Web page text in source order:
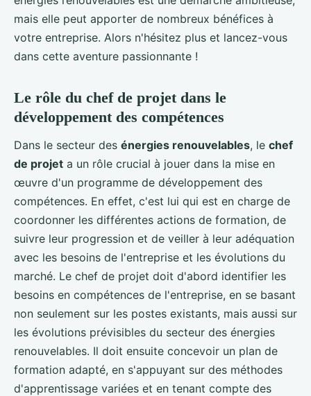
mais elle peut apporter de nombreux bénéfices à
votre entreprise. Alors n'hésitez plus et lancez-vous
dans cette aventure passionnante !
Le rôle du chef de projet dans le
développement des compétences
Dans le secteur des énergies renouvelables, le chef
de projet a un rôle crucial à jouer dans la mise en
œuvre d'un programme de développement des
compétences. En effet, c'est lui qui est en charge de
coordonner les différentes actions de formation, de
suivre leur progression et de veiller à leur adéquation
avec les besoins de l'entreprise et les évolutions du
marché. Le chef de projet doit d'abord identifier les
besoins en compétences de l'entreprise, en se basant
non seulement sur les postes existants, mais aussi sur
les évolutions prévisibles du secteur des énergies
renouvelables. Il doit ensuite concevoir un plan de
formation adapté, en s'appuyant sur des méthodes
d'apprentissage variées et en tenant compte des